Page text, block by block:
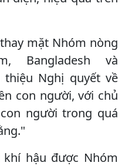
mặt Nhóm nòng
Bangladesh và
thiệu Nghị quyết về
con người, với chủ
người trong quá
hậu được Nhóm